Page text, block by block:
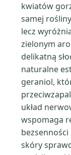
kwiatów
samej
lecz
zielonym
delikatną
naturalne
geraniol,
układ
wspomaga
skóry